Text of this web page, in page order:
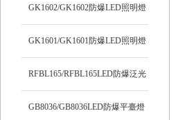
燈
GK1602/GK1602防爆LED照明燈
GK1601/GK1601防爆LED照明燈
RFBL165/RFBL165LED防爆泛光
燈
GB8036/GB8036LED防爆平臺燈